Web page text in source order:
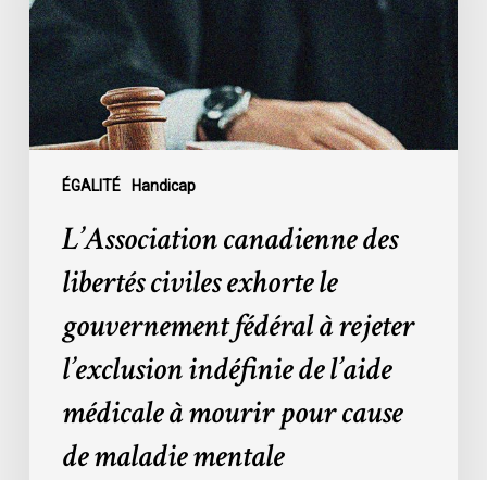
ÉGALITÉ Handicap
exhorte
le
gouvernement
fédéral
l’exclusion
l’aide
médicale
mourir
cause
maladie
L’Association canadienne des
libertés civiles exhorte le
gouvernement fédéral à rejeter
l’exclusion indéfinie de l’aide
médicale à mourir pour cause
de maladie mentale